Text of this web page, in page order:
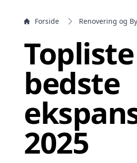
Forside Renovering og
bedste
2025